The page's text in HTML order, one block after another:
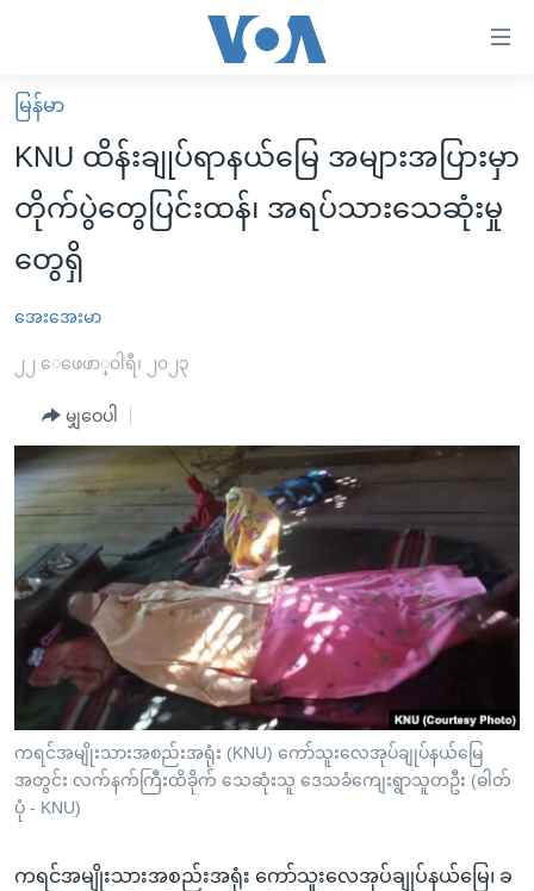
လွယ်ကူ
စေ
သည့်
Link
များ
ပင်မ
အကြောင်းအရာ
သို့
ကျော်
ကြည့်
ရန်
ပင်မ
ညွန်း
စာမျက်နှာ
ကျော်
ရန်
ရှာဖွေ
ရန်
မူလစာမျက်နှာ
မြန်မာ
ကမ္ဘာ့သတင်းများ
နိုင်ငံတကာ
အစ္စရေး-ပါလက်စတိုင်း
ဗွီဒီယို
အင်္ဂလိပ်စာလေ့လာမယ်
အမေရိကန်သုံးအီဒီယံ
မကြေးမုံရဲ့ အင်္ဂလိပ်စာ
ရုပ်ရှင်ထဲက အင်္ဂလိပ်စာ
သုတပဒေသာ အင်္ဂလိပ်စာ
အပတ်စဉ်ကဏ္ဍများ
ရေဒီယို
တီဗွီ
ရေဒီယိုနှင့်ရုပ်သံ အချက်အလက်များ
ရေဒီယို/တီဗွီအစီအစဉ်
Learning English
ဗွီအိုအေ လူမှုကွန်ယက်များ
ဘာသာစကားများ
မြန်မာ
KNU ထိန်းချုပ်ရာနယ်မြေ အများအပြားမှာ
တိုက်ပွဲတွေပြင်းထန်၊ အရပ်သားသေဆုံးမှု
တွေရှိ
အေးအေးမာ
၂၂ ေဖေဖာ္၀ါရီ၊ ၂၀၂၃
မျှဝေပါ
ကရင်အမျိုးသားအစည်းအရုံး (KNU) ကော်သူးလေအုပ်ချုပ်နယ်မြေ
အတွင်း လက်နက်ကြီးထိခိုက် သေဆုံးသူ ဒေသခံကျေးရွာသူတဦး (ဓါတ်
ပုံ - KNU)
ကရင်အမျိုးသားအစည်းအရုံး ကော်သူးလေအုပ်ချုပ်နယ်မြေ၊ ခ